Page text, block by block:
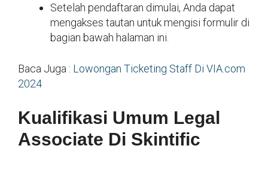
Setelah pendaftaran dimulai, Anda dapat
mengakses tautan untuk mengisi formulir di
bagian bawah halaman ini.
Baca Juga : Lowongan Ticketing Staff Di VIA.com
2024
Kualifikasi Umum Legal
Associate Di Skintific